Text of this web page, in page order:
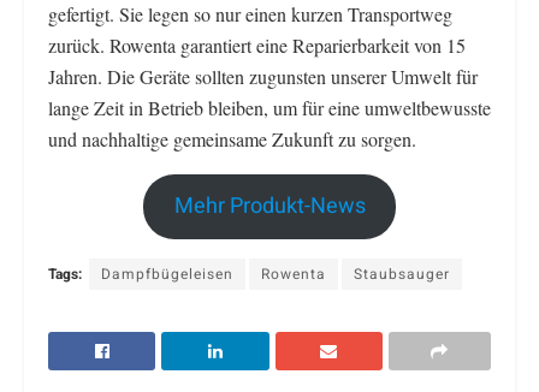
gefertigt. Sie legen so nur einen kurzen Transportweg
zurück. Rowenta garantiert eine Reparierbarkeit von 15
Jahren. Die Geräte sollten zugunsten unserer Umwelt für
lange Zeit in Betrieb bleiben, um für eine umweltbewusste
und nachhaltige gemeinsame Zukunft zu sorgen.
Mehr Produkt-News
Tags: Dampfbügeleisen Rowenta Staubsauger